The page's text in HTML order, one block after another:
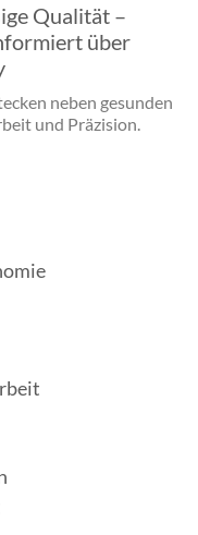
Qualität –
über
neben gesunden
und Präzision.